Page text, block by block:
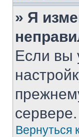
» Я
Если вы
Вернуться